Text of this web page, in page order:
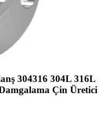
304316 304L 316L
Çin Üretici